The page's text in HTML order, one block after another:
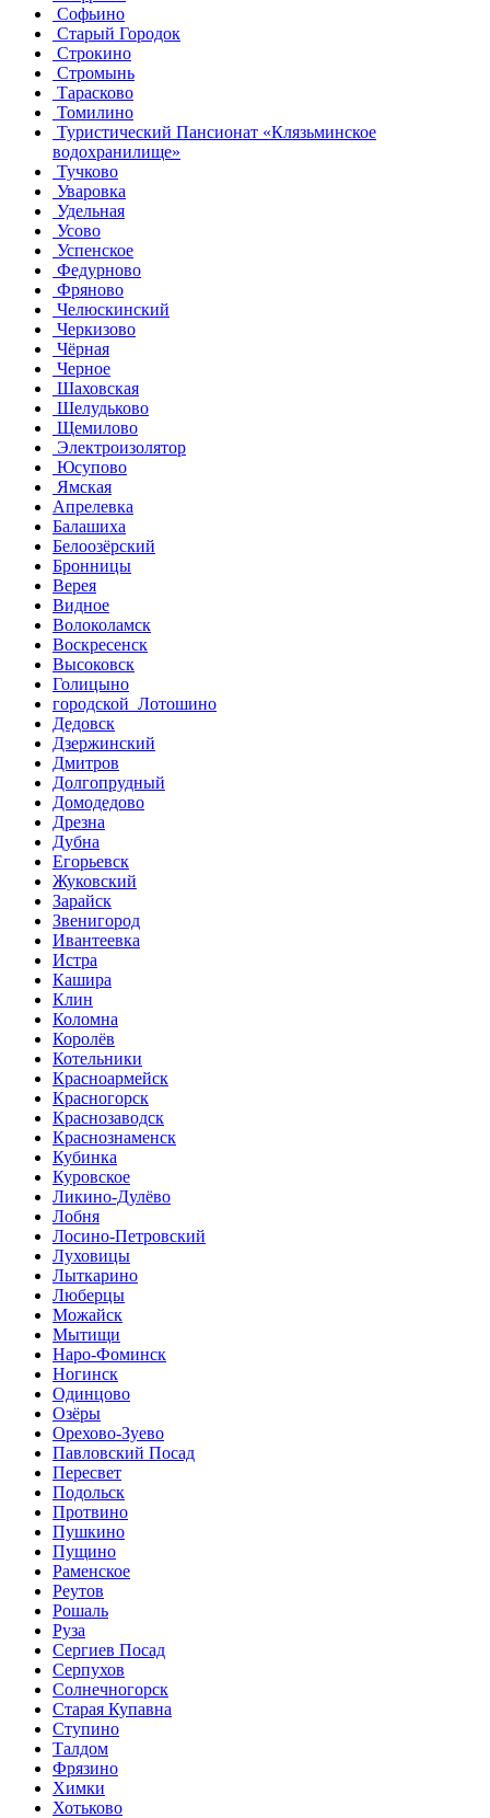
Софьино
Старый Городок
Строкино
Стромынь
Тарасково
Томилино
Туристический Пансионат «Клязьминское
водохранилище»
Тучково
Уваровка
Удельная
Усово
Успенское
Федурново
Фряново
Челюскинский
Черкизово
Чёрная
Черное
Шаховская
Шелудьково
Щемилово
Электроизолятор
Юсупово
Ямская
Апрелевка
Балашиха
Белоозёрский
Бронницы
Верея
Видное
Волоколамск
Воскресенск
Высоковск
Голицыно
городской Лотошино
Дедовск
Дзержинский
Дмитров
Долгопрудный
Домодедово
Дрезна
Дубна
Егорьевск
Жуковский
Зарайск
Звенигород
Ивантеевка
Истра
Кашира
Клин
Коломна
Королёв
Котельники
Красноармейск
Красногорск
Краснозаводск
Краснознаменск
Кубинка
Куровское
Ликино-Дулёво
Лобня
Лосино-Петровский
Луховицы
Лыткарино
Люберцы
Можайск
Мытищи
Наро-Фоминск
Ногинск
Одинцово
Озёры
Орехово-Зуево
Павловский Посад
Пересвет
Подольск
Протвино
Пушкино
Пущино
Раменское
Реутов
Рошаль
Руза
Сергиев Посад
Серпухов
Солнечногорск
Старая Купавна
Ступино
Талдом
Фрязино
Химки
Хотьково